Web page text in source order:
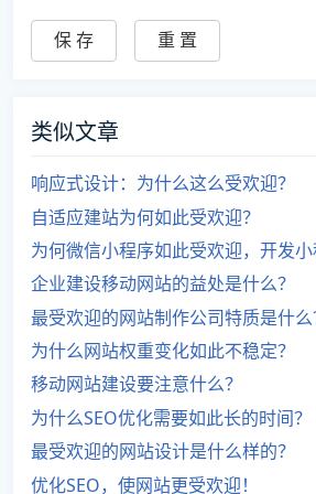
类似文章
响应式设计：为什么这么受欢迎？
自适应建站为何如此受欢迎？
为何微信小程序如此受欢迎，开发小
企业建设移动网站的益处是什么？
最受欢迎的网站制作公司特质是什么
为什么网站权重变化如此不稳定？
移动网站建设要注意什么？
为什么SEO优化需要如此长的时间？
最受欢迎的网站设计是什么样的？
优化SEO，使网站更受欢迎！